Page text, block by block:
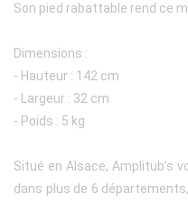
Son pied rabattable rend ce
Dimensions :
- Hauteur : 142 cm
- Largeur : 32 cm
- Poids : 5 kg
Situé en Alsace, Amplitub’s
dans plus de 6